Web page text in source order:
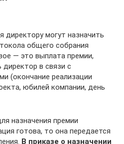
директору могут назначить
общего собрания
— это выплата премии,
в связи с
(окончание реализации
юбилей компании, день
назначения премии
готова, то она передается
В приказе о назначении